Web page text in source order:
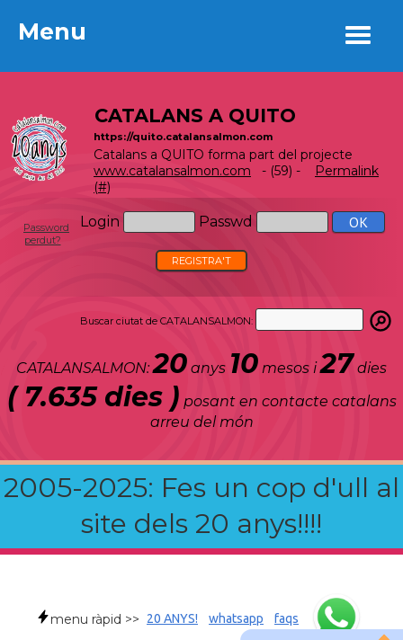
Menu
CATALANS A QUITO
https://quito.catalansalmon.com
Catalans a QUITO forma part del projecte
www.catalansalmon.com - (59) -
Permalink
(#)
Login Passwd
Password
perdut?
REGISTRA'T
Buscar ciutat de CATALANSALMON:
CATALANSALMON:20 anys 10 mesos i27 dies
( 7.635 dies ) posant en contacte catalans
arreu del món
2005-2025: Fes un cop d'ull al
site dels 20 anys!!!!
Menu
menu ràpid >> 20 ANYS! whatsapp faqs